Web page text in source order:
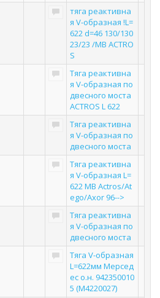
тяга реактивна
я V-образная !L=
622 d=46 130/130
23/23 /MB ACTRO
S
Тяга реактивна
я V-образная по
двесного моста
ACTROS L 622
Тяга реактивна
я V-образная по
двесного моста
Тяга реактивна
я V-образная L=
622 MB Actros/At
ego/Axor 96-->
Тяга реактивна
я V-образная по
двесного моста
Тяга V-образная
L=622мм Мерсед
ес о.н. 942350010
5 (M4220027)